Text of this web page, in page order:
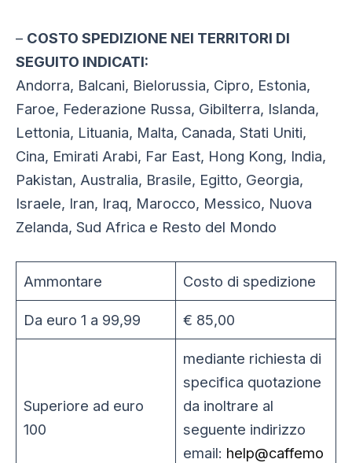
– COSTO SPEDIZIONE NEI TERRITORI DI
SEGUITO INDICATI:
Andorra, Balcani, Bielorussia, Cipro, Estonia,
Faroe, Federazione Russa, Gibilterra, Islanda,
Lettonia, Lituania, Malta, Canada, Stati Uniti,
Cina, Emirati Arabi, Far East, Hong Kong, India,
Pakistan, Australia, Brasile, Egitto, Georgia,
Israele, Iran, Iraq, Marocco, Messico, Nuova
Zelanda, Sud Africa e Resto del Mondo
Ammontare Costo di spedizione
Da euro 1 a 99,99 € 85,00
Superiore ad euro
100
mediante richiesta di
specifica quotazione
da inoltrare al
seguente indirizzo
email: help@caffemo